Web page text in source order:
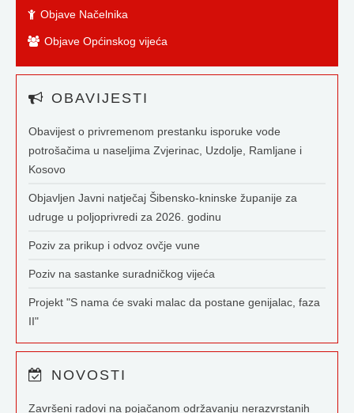
Objave Načelnika
Objave Općinskog vijeća
OBAVIJESTI
Obavijest o privremenom prestanku isporuke vode
potrošačima u naseljima Zvjerinac, Uzdolje, Ramljane i
Kosovo
Objavljen Javni natječaj Šibensko-kninske županije za
udruge u poljoprivredi za 2026. godinu
Poziv za prikup i odvoz ovčje vune
Poziv na sastanke suradničkog vijeća
Projekt "S nama će svaki malac da postane genijalac, faza
II"
NOVOSTI
Završeni radovi na pojačanom održavanju nerazvrstanih